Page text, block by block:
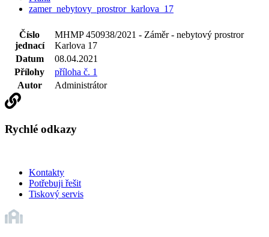
zamer_nebytovy_prostror_karlova_17
Číslo
jednací
MHMP 450938/2021 - Záměr - nebytový prostror
Karlova 17
Datum
08.04.2021
Přílohy
příloha č. 1
Autor
Administrátor
Rychlé odkazy
Kontakty
Potřebuji řešit
Tiskový servis